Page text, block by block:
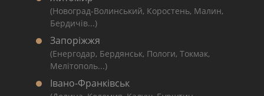
(Новоград-Волинський, Коростень, Малин,
Бердичів...)
Запоріжжя
(Енергодар, Бердянськ, Пологи, Токмак,
Мелітополь...)
Івано-Франківськ